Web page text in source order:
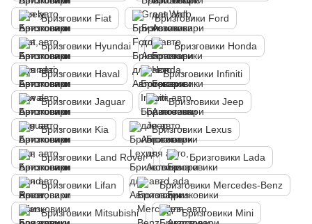
Бризговики Fiat Бризговики Ford
Бризговики Hyundai Бризговики Honda
Бризговики Haval Бризговики Infiniti
Бризговики Jaguar Бризговики Jeep
Бризговики Kia Бризговики Lexus
Бризговики Land Rover Бризговики Lada
Бризговики Lifan Бризговики Mercedes-Benz
Бризговики Mitsubishi Бризговики Mini